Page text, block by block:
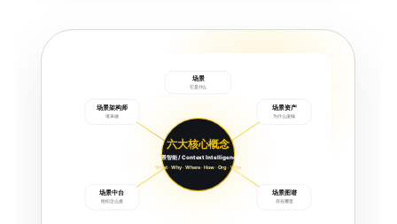
六大核心概念
场景智能 / Context Intelligence
What · Why · Where · How · Org · Who
场景
它是什么
场景资产
为什么值钱
场景图谱
存在哪里
场景中台
组织怎么接
场景架构师
谁来做